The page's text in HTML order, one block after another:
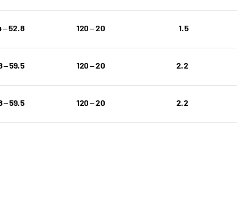
1.5
20 – 120
52.8 – 32.4
2.2
20 – 120
59.5 – 39.8
2.2
20 – 120
59.5 – 39.8